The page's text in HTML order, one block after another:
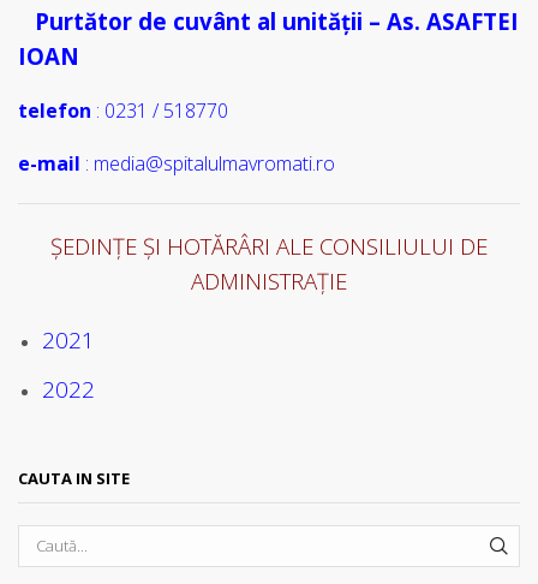
Purtător de cuvânt al unității – As. ASAFTEI
IOAN
telefon : 0231 / 518770
e-mail : media@spitalulmavromati.ro
ȘEDINȚE ȘI HOTĂRÂRI ALE CONSILIULUI DE
ADMINISTRAȚIE
2021
2022
CAUTA IN SITE